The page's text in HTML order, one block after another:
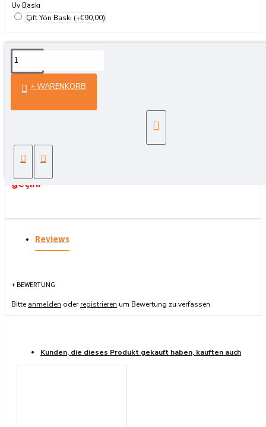
Uv Baskı
Çift Yön Baskı (+€90,00)
+ WARENKORB
Details
seçmek ve baskı önizlemesini görüntülemek için
lütfen WhatsApp üzerinden bizimle iletişime
geçin.
Reviews
+ BEWERTUNG
Bitte anmelden oderregistrieren um Bewertung zu verfassen
Kunden, die dieses Produkt gekauft haben, kauften auch